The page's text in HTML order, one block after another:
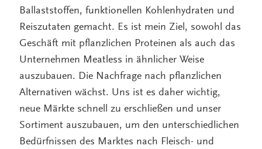
Ballaststoffen, funktionellen Kohlenhydraten und
Reiszutaten gemacht. Es ist mein Ziel, sowohl das
Geschäft mit pflanzlichen Proteinen als auch das
Unternehmen Meatless in ähnlicher Weise
auszubauen. Die Nachfrage nach pflanzlichen
Alternativen wächst. Uns ist es daher wichtig,
neue Märkte schnell zu erschließen und unser
Sortiment auszubauen, um den unterschiedlichen
Bedürfnissen des Marktes nach Fleisch- und